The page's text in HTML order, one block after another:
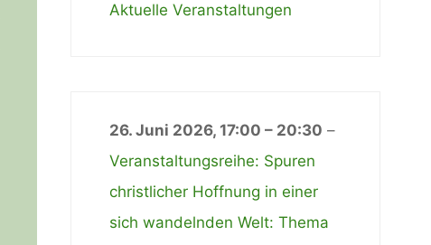
Aktuelle Veranstaltungen
26. Juni 2026, 17:00 – 20:30 –
Veranstaltungsreihe: Spuren
christlicher Hoffnung in einer
sich wandelnden Welt: Thema